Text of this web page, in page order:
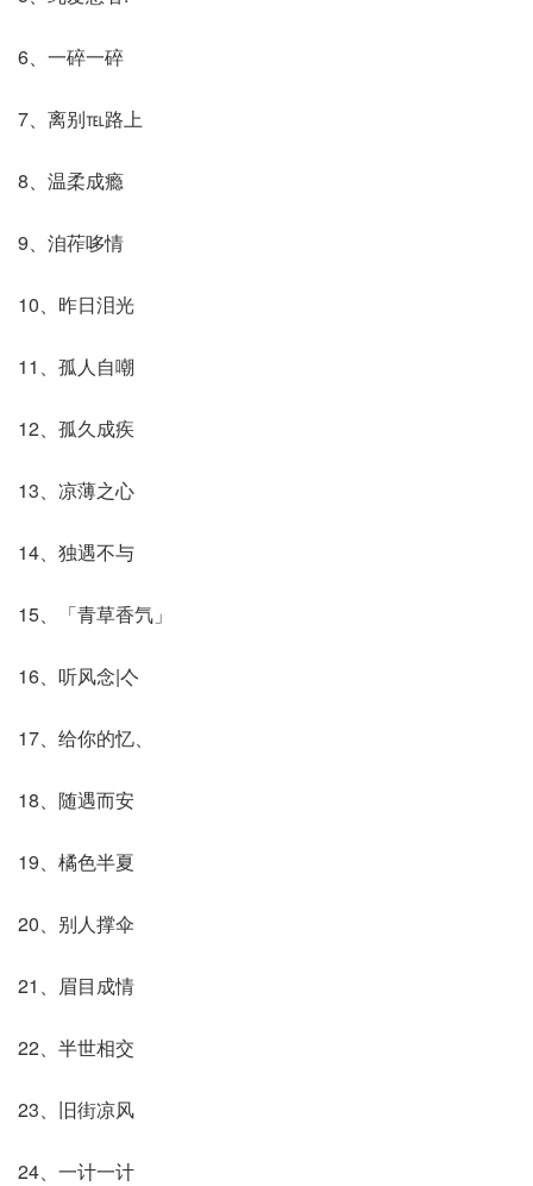
6、一碎一碎
7、离别℡路上
8、温柔成瘾
9、洎莋哆情
10、昨日泪光
11、孤人自嘲
12、孤久成疾
13、凉薄之心
14、独遇不与
15、「青草香氕」
16、听风念|亽
17、给你的忆、
18、随遇而安
19、橘色半夏
20、别人撑伞
21、眉目成情
22、半世相交
23、旧街凉风
24、一计一计